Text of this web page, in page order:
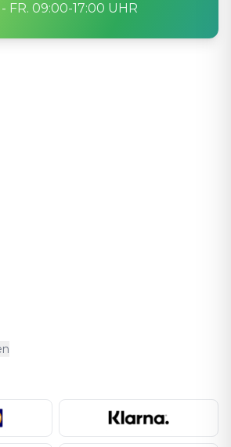
FR. 09:00-17:00 UHR